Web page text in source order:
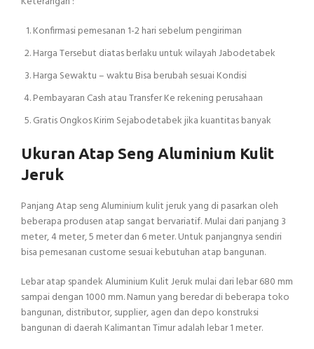
Konfirmasi pemesanan 1-2 hari sebelum pengiriman
Harga Tersebut diatas berlaku untuk wilayah Jabodetabek
Harga Sewaktu – waktu Bisa berubah sesuai Kondisi
Pembayaran Cash atau Transfer Ke rekening perusahaan
Gratis Ongkos Kirim Sejabodetabek jika kuantitas banyak
Ukuran Atap Seng Aluminium Kulit
Jeruk
Panjang Atap seng Aluminium kulit jeruk yang di pasarkan oleh
beberapa produsen atap sangat bervariatif. Mulai dari panjang 3
meter, 4 meter, 5 meter dan 6 meter. Untuk panjangnya sendiri
bisa pemesanan custome sesuai kebutuhan atap bangunan.
Lebar atap spandek Aluminium Kulit Jeruk mulai dari lebar 680 mm
sampai dengan 1000 mm. Namun yang beredar di beberapa toko
bangunan, distributor, supplier, agen dan depo konstruksi
bangunan di daerah Kalimantan Timur adalah lebar 1 meter.